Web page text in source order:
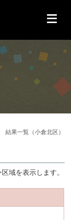
結果一覧（小倉北区）
域を表示します。